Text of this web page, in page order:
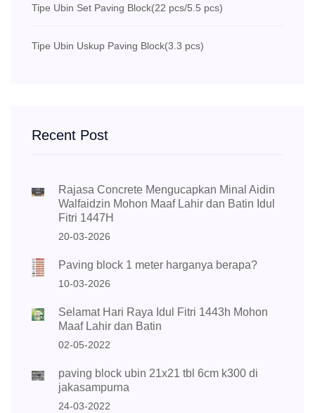
Tipe Ubin Set Paving Block(22 pcs/5.5 pcs)
Tipe Ubin Uskup Paving Block(3.3 pcs)
Recent Post
Rajasa Concrete Mengucapkan Minal Aidin
Walfaidzin Mohon Maaf Lahir dan Batin Idul
Fitri 1447H
20-03-2026
Paving block 1 meter harganya berapa?
10-03-2026
Selamat Hari Raya Idul Fitri 1443h Mohon
Maaf Lahir dan Batin
02-05-2022
paving block ubin 21x21 tbl 6cm k300 di
jakasampurna
24-03-2022